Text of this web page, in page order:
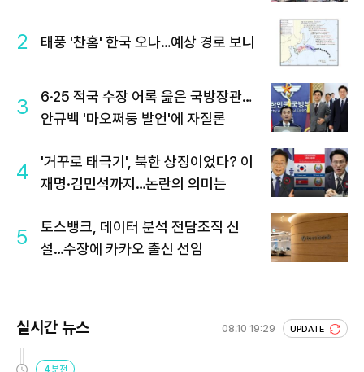
2 태풍 '찬홈' 한국 오나…예상 경로 보니
3
6·25 적국 수장 어록 읊은 국방장관…
안규백 '마오쩌둥 발언'에 자질론
4
'거꾸로 태극기', 북한 상징이었다? 이
재명·김민석까지…논란의 의미는
5
토스뱅크, 데이터 분석 전담조직 신
설…수장에 카카오 출신 선임
실시간 뉴스 08.10 19:29 UPDATE
4분전